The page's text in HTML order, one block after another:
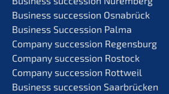
Business succes­si­on Osnabrück
Business Succes­si­on Palma
Compa­ny succes­si­on Regensburg
Compa­ny succes­si­on Rostock
Compa­ny succes­si­on Rottweil
Business succes­si­on Saarbrücken